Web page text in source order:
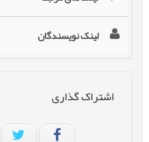
لینک نویسندگان
اشتراک گذاری